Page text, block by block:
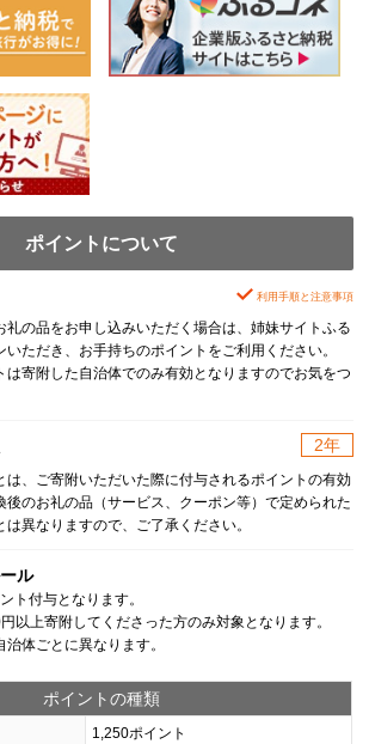
ポイントについて
利用手順と注意事項
礼の品をお申し込みいただく場合は、姉妹サイトふる
ただき、お手持ちのポイントをご利用ください。
は寄附した自治体でのみ有効となりますのでお気をつ
2年
は、ご寄附いただいた際に付与されるポイントの有効
後のお礼の品（サービス、クーポン等）で定められた
異なりますので、ご了承ください。
ル
ト付与となります。
以上寄附してくださった方のみ対象となります。
治体ごとに異なります。
ポイントの種類
1,250ポイント